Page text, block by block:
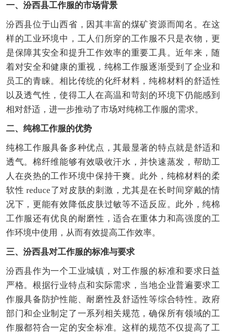
一、汾西县工作服的市场背景
汾西县位于山西省，因其丰富的煤矿资源而闻名。在这
样的工业环境中，工人们所穿的工作服不只是衣物，更
是保障其安全和提升工作效率的重要工具。近年来，随
着对安全和健康的重视，纯棉工作服逐渐受到了企业和
员工的青睐。相比传统的化纤材料，纯棉材料的舒适性
以及透气性，使得工人在高温和苛刻的环境下仍能感到
相对舒适，进一步推动了市场对纯棉工作服的需求。
二、纯棉工作服的优势
纯棉工作服具备多种优点，其最显著的特点就是舒适和
透气。棉纤维能够有效吸收汗水，并快速蒸发，帮助工
人在炎热的工作环境中保持干爽。此外，纯棉材料的柔
软性 reduce了对皮肤的刺激，尤其是在长时间穿戴的情
况下，更能有效降低皮肤过敏等不适反应。此外，纯棉
工作服还有优良的耐磨性，适合在重体力和高强度的工
作环境中使用，从而有效提高工作效率。
三、汾西县对工作服的标准与要求
汾西县作为一个工业城镇，对工作服的标准和要求日益
严格。根据行业特点和实际需求，当地企业普遍要求工
作服具备防护性能、耐磨性及舒适性等综合特性。政府
部门和企业制定了一系列相关规范，确保所有领域的工
作服都符合一定的安全标准。这样的规范不仅提高了工